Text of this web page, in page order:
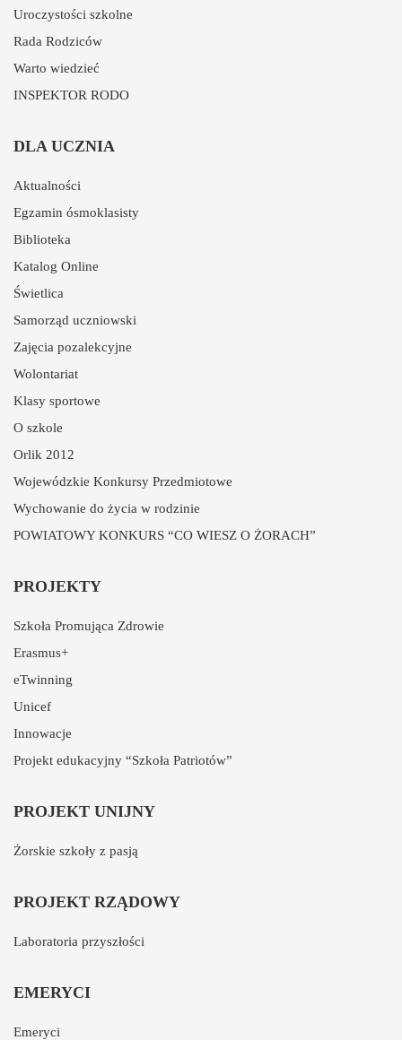
Uroczystości szkolne
Rada Rodziców
Warto wiedzieć
INSPEKTOR RODO
DLA UCZNIA
Aktualności
Egzamin ósmoklasisty
Biblioteka
Katalog Online
Świetlica
Samorząd uczniowski
Zajęcia pozalekcyjne
Wolontariat
Klasy sportowe
O szkole
Orlik 2012
Wojewódzkie Konkursy Przedmiotowe
Wychowanie do życia w rodzinie
POWIATOWY KONKURS “CO WIESZ O ŻORACH”
PROJEKTY
Szkoła Promująca Zdrowie
Erasmus+
eTwinning
Unicef
Innowacje
Projekt edukacyjny “Szkoła Patriotów”
PROJEKT UNIJNY
Żorskie szkoły z pasją
PROJEKT RZĄDOWY
Laboratoria przyszłości
EMERYCI
Emeryci